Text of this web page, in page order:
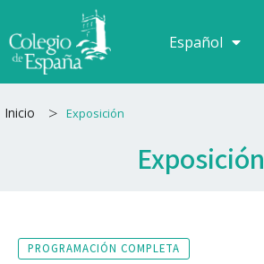
al
contenido
Español
Français
Inicio > Exposición
Exposición
PROGRAMACIÓN COMPLETA